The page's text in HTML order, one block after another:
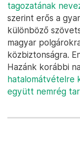
tagozatának
szerint erős a
különböző
magyar
közbiztonságra.
Hazánk korábbi
hatalomátvételre
együtt nemrég